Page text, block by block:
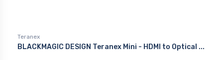
Teranex
BLACKMAGIC DESIGN Teranex Mini - HDMI to Optical ...